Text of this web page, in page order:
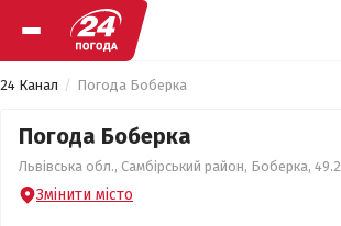
24 Канал Погода Боберка
Погода Боберка
Львівська обл., Самбірський район, Боберка,
Змінити місто